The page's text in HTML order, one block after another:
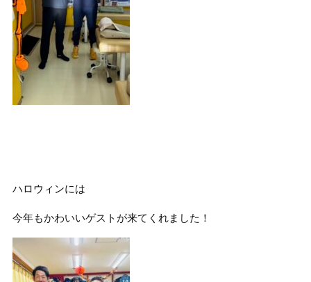
ハロウィンには
今年もかわいいゲストが来てくれました！